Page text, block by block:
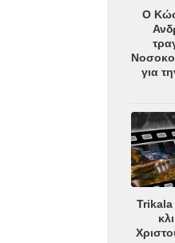
Ο
για